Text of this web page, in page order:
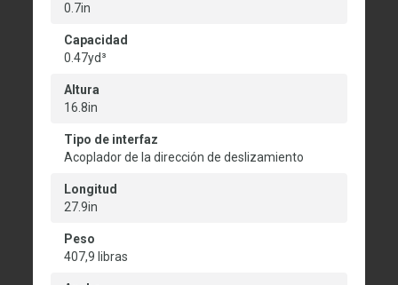
0.7in
Capacidad
0.47yd³
Altura
16.8in
Tipo de interfaz
Acoplador de la dirección de deslizamiento
Longitud
27.9in
Peso
407,9 libras